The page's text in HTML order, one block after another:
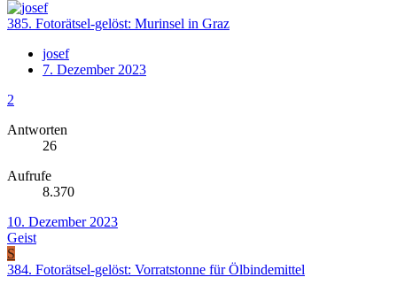
385. Fotorätsel-gelöst: Murinsel in Graz
josef
7. Dezember 2023
2
Antworten
26
Aufrufe
8.370
10. Dezember 2023
Geist
S
384. Fotorätsel-gelöst: Vorratstonne für Ölbindemittel